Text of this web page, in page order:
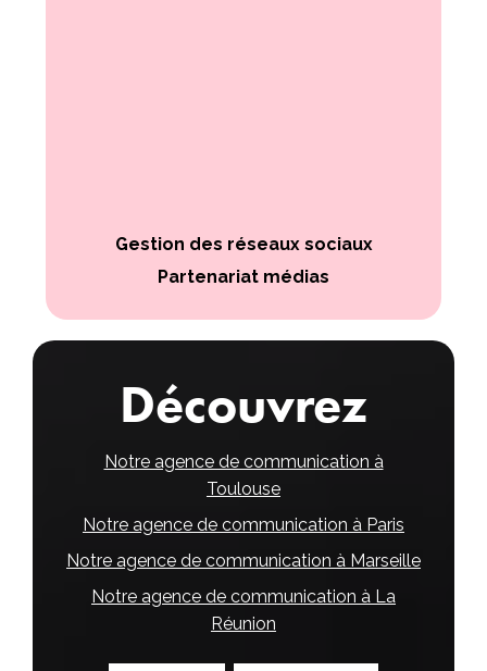
Gestion des réseaux sociaux
Partenariat médias
Découvrez
Notre agence de communication à
Toulouse
Notre agence de communication à Paris
Notre agence de communication à Marseille
Notre agence de communication à La
Réunion